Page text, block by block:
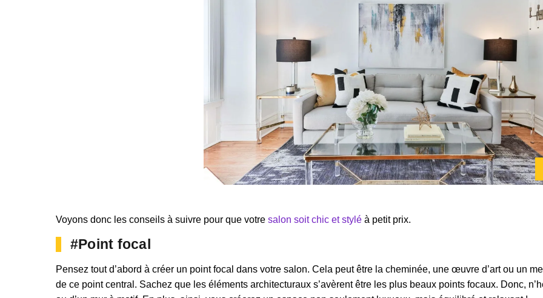
Voyons donc les conseils à suivre pour que votre salon soit chic et stylé à petit prix.
#Point focal
Pensez tout d’abord à créer un point focal dans votre salon. Cela peut être la cheminée, une œuvre d’art ou un
de ce point central. Sachez que les éléments architecturaux s’avèrent être les plus beaux points focaux. Donc,